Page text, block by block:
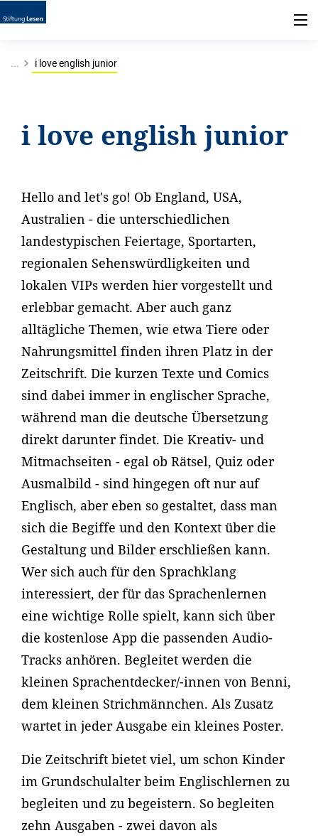
... i love english junior
i love english junior
Hello and let's go! Ob England, USA,
Australien - die unterschiedlichen
landestypischen Feiertage, Sportarten,
regionalen Sehenswürdligkeiten und
lokalen VIPs werden hier vorgestellt und
erlebbar gemacht. Aber auch ganz
alltägliche Themen, wie etwa Tiere oder
Nahrungsmittel finden ihren Platz in der
Zeitschrift. Die kurzen Texte und Comics
sind dabei immer in englischer Sprache,
während man die deutsche Übersetzung
direkt darunter findet. Die Kreativ- und
Mitmachseiten - egal ob Rätsel, Quiz oder
Ausmalbild - sind hingegen oft nur auf
Englisch, aber eben so gestaltet, dass man
sich die Begiffe und den Kontext über die
Gestaltung und Bilder erschließen kann.
Wer sich auch für den Sprachklang
interessiert, der für das Sprachenlernen
eine wichtige Rolle spielt, kann sich über
die kostenlose App die passenden Audio-
Tracks anhören. Begleitet werden die
kleinen Sprachentdecker/-innen von Benni,
dem kleinen Strichmännchen. Als Zusatz
wartet in jeder Ausgabe ein kleines Poster.
Die Zeitschrift bietet viel, um schon Kinder
im Grundschulalter beim Englischlernen zu
begleiten und zu begeistern. So begleiten
zehn Ausgaben - zwei davon als